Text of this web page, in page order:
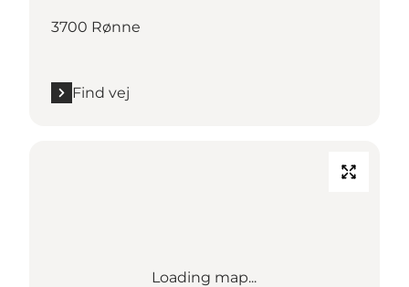
3700 Rønne
Find vej
Loading map...